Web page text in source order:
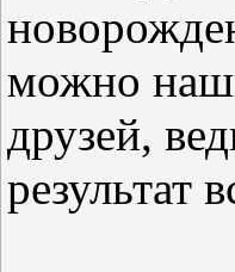
можно
друзей,
результат